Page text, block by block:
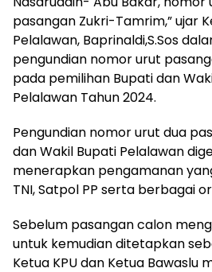
pasangan Zukri-Tamrim,” ujar
Pelalawan, Baprinaldi,S.Sos
pengundian nomor urut
pada pemilihan Bupati dan
Pelalawan Tahun 2024.
Pengundian nomor urut dua
dan Wakil Bupati Pelalawan
menerapkan pengamanan
TNI, Satpol PP serta berbagai
Sebelum pasangan calon
untuk kemudian ditetapkan
Ketua KPU dan Ketua Bawaslu